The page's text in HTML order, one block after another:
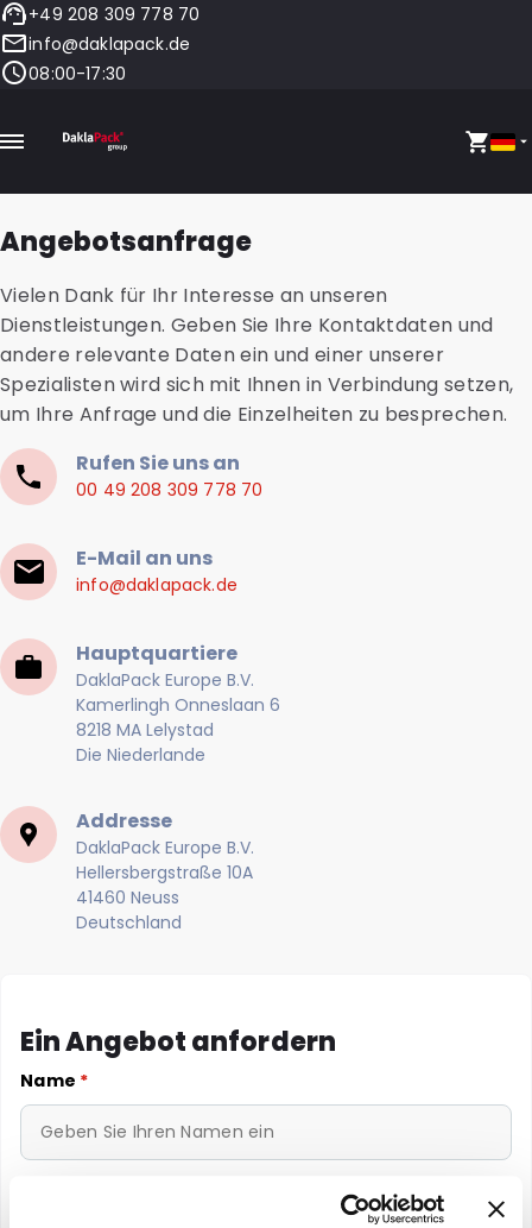
+49 208 309 778 70
info@daklapack.de
08:00-17:30
Angebotsanfrage
Vielen Dank für Ihr Interesse an unseren
Dienstleistungen. Geben Sie Ihre Kontaktdaten und
andere relevante Daten ein und einer unserer
Spezialisten wird sich mit Ihnen in Verbindung setzen,
um Ihre Anfrage und die Einzelheiten zu besprechen.
Rufen Sie uns an
00 49 208 309 778 70
E-Mail an uns
info@daklapack.de
Hauptquartiere
DaklaPack Europe B.V.
Kamerlingh Onneslaan 6
8218 MA Lelystad
Die Niederlande
Addresse
DaklaPack Europe B.V.
Hellersbergstraße 10A
41460 Neuss
Deutschland
Ein Angebot anfordern
Name *